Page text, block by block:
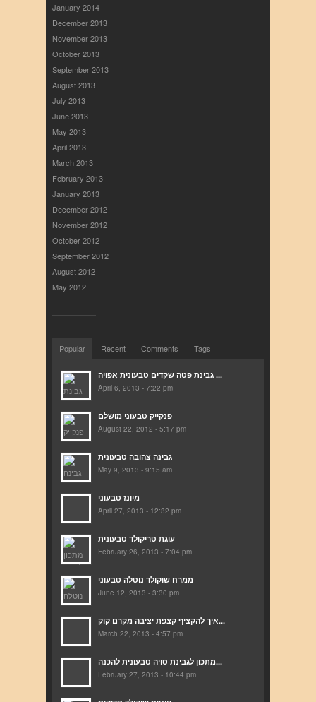
January 2014
December 2013
November 2013
October 2013
September 2013
August 2013
July 2013
June 2013
May 2013
April 2013
March 2013
February 2013
January 2013
December 2012
November 2012
October 2012
September 2012
August 2012
May 2012
Popular Recent Comments Tags
גבינת פטה שקדים טבעונית אפויה ...
April 6, 2013 - 7:22 pm
פנקייק טבעוני מושלם
August 22, 2012 - 5:17 pm
גבינה צהובה טבעונית
May 9, 2013 - 9:15 am
מיונז טבעוני
April 27, 2013 - 12:32 pm
עוגת טריקולד טבעונית
February 26, 2013 - 7:04 pm
ממרח שוקולד נוטלה טבעוני
June 12, 2013 - 3:30 pm
איך להקציף קצפת יציבה מקרם קוק...
March 22, 2013 - 4:57 pm
מתכון לגבינת סויה טבעונית להכנה...
February 27, 2013 - 10:44 pm